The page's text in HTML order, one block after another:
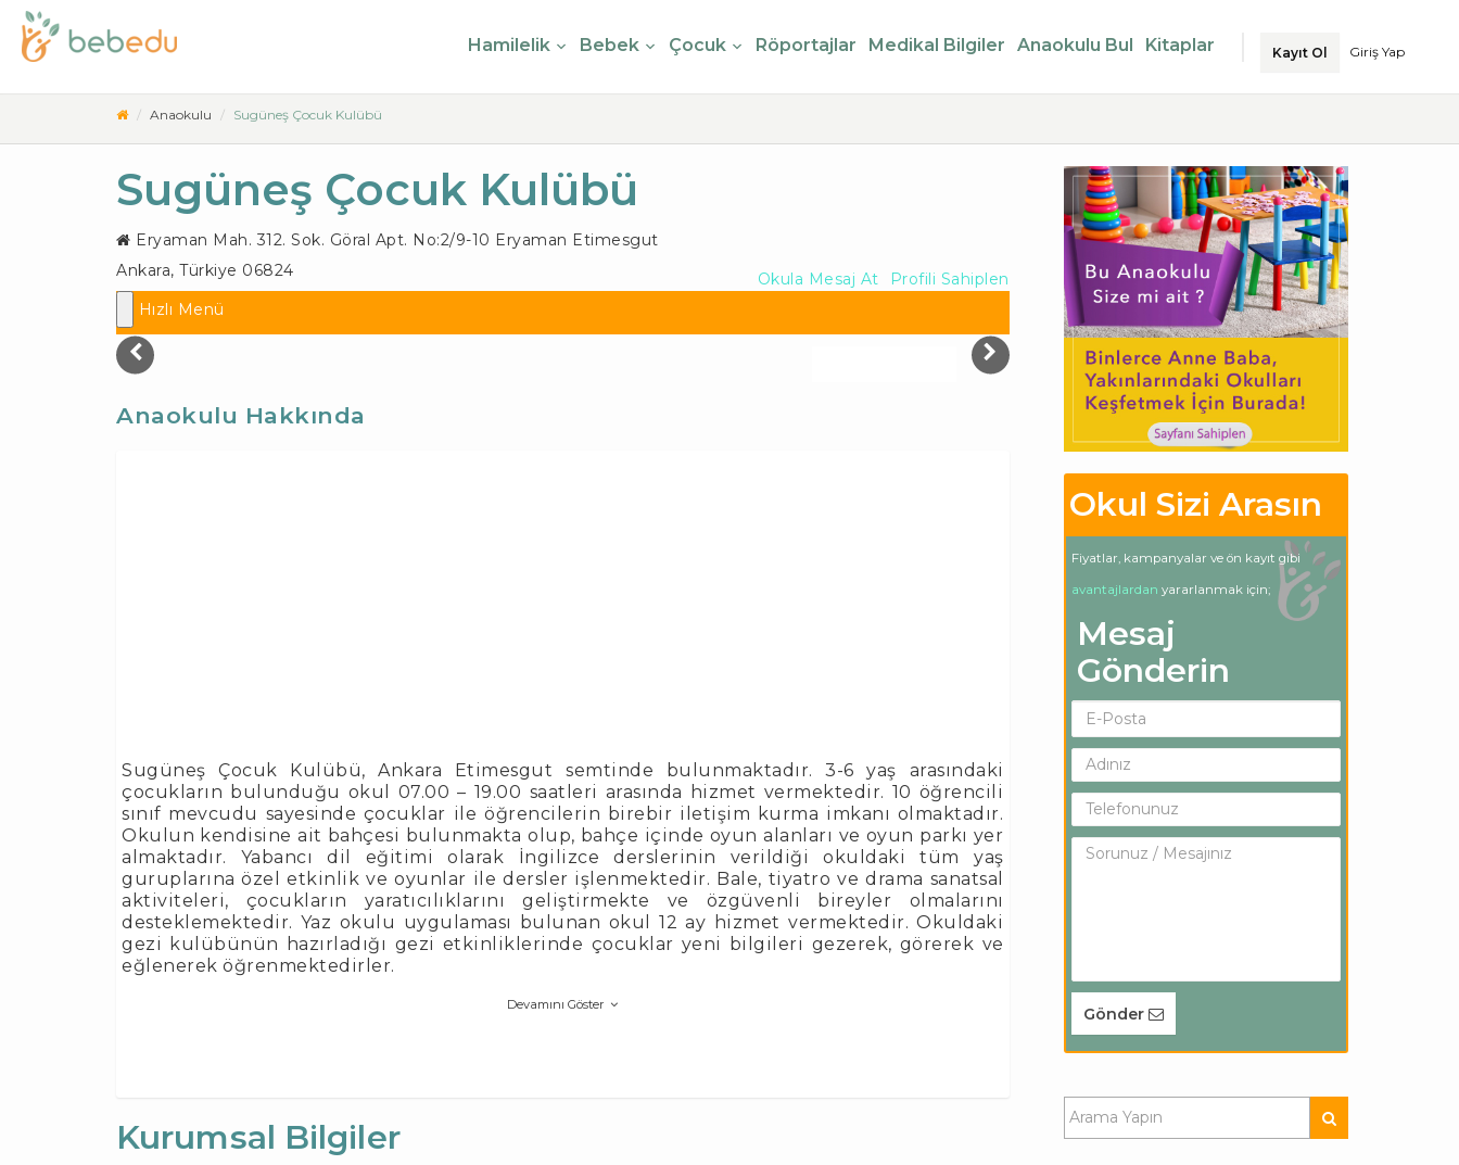
Hamilelik Bebek Çocuk Röportajlar Medikal Bilgiler Anaokulu Bul Kitaplar Kayıt Ol Giriş Yap
Anaokulu Sugüneş Çocuk Kulübü
Sugüneş Çocuk Kulübü
Eryaman Mah. 312. Sok. Göral Apt. No:2/9-10 Eryaman Etimesgut
Ankara, Türkiye 06824 Profili Sahiplen
Okula Mesaj At
Hızlı Menü
Anaokulu Hakkında
Sugüneş Çocuk Kulübü, Ankara Etimesgut semtinde bulunmaktadır. 3-6 yaş arasındaki
çocukların bulunduğu okul 07.00 – 19.00 saatleri arasında hizmet vermektedir. 10 öğrencili
sınıf mevcudu sayesinde çocuklar ile öğrencilerin birebir iletişim kurma imkanı olmaktadır.
Okulun kendisine ait bahçesi bulunmakta olup, bahçe içinde oyun alanları ve oyun parkı yer
almaktadır. Yabancı dil eğitimi olarak İngilizce derslerinin verildiği okuldaki tüm yaş
guruplarına özel etkinlik ve oyunlar ile dersler işlenmektedir. Bale, tiyatro ve drama sanatsal
aktiviteleri, çocukların yaratıcılıklarını geliştirmekte ve özgüvenli bireyler olmalarını
desteklemektedir. Yaz okulu uygulaması bulunan okul 12 ay hizmet vermektedir. Okuldaki
gezi kulübünün hazırladığı gezi etkinliklerinde çocuklar yeni bilgileri gezerek, görerek ve
eğlenerek öğrenmektedirler.
Devamını Göster
Kurumsal Bilgiler
Okul Sizi Arasın
Fiyatlar, kampanyalar ve ön kayıt gibi
avantajlardan yararlanmak için;
Mesaj
Gönderin
Gönder